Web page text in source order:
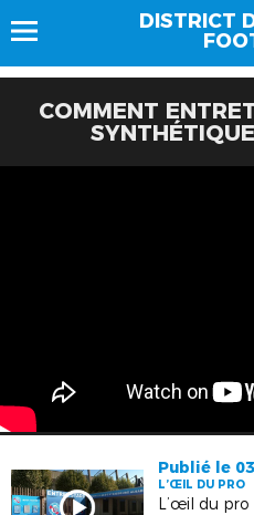
DISTRICT
COMMENT
Publié le
L’ŒIL DU PRO